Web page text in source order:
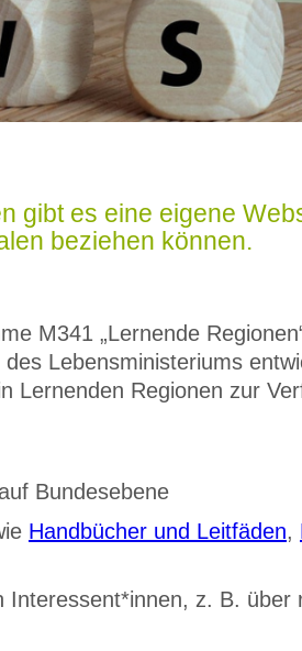
gibt es eine eigene
beziehen können.
M341 „Lernende
Lebensministeriums
Lernenden Regionen zur
Bundesebene
Handbücher und Leitfäden,
Interessent*innen, z. B. über